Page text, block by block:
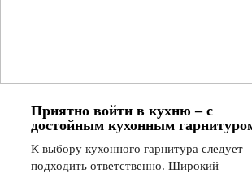
Приятно войти в кухню – с
достойным кухонным
К выбору кухонного гарнитура следует
подходить ответственно. Широкий